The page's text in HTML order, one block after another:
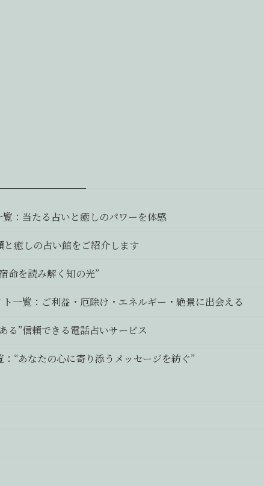
：当たる占いと癒しのパワーを体感
癒しの占い館をご紹介します
命を読み解く知の光”
一覧：ご利益・厄除け・エネルギー・絶景に出会える
る”信頼できる電話占いサービス
“あなたの心に寄り添うメッセージを紡ぐ”